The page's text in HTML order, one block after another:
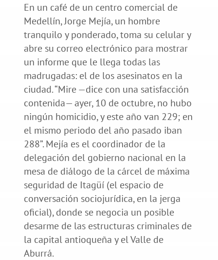
En un café de un centro comercial de
Medellín, Jorge Mejía, un hombre
tranquilo y ponderado, toma su celular y
abre su correo electrónico para mostrar
un informe que le llega todas las
madrugadas: el de los asesinatos en la
ciudad. “Mire —dice con una satisfacción
contenida— ayer, 10 de octubre, no hubo
ningún homicidio, y este año van 229; en
el mismo periodo del año pasado iban
288”. Mejía es el coordinador de la
delegación del gobierno nacional en la
mesa de diálogo de la cárcel de máxima
seguridad de Itagüí (el espacio de
conversación sociojurídica, en la jerga
oficial), donde se negocia un posible
desarme de las estructuras criminales de
la capital antioqueña y el Valle de
Aburrá.